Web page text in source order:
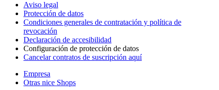
Aviso legal
Protección de datos
Condiciones generales de contratación y política de
revocación
Declaración de accesibilidad
Configuración de protección de datos
Cancelar contratos de suscripción aquí
Empresa
Otras nice Shops